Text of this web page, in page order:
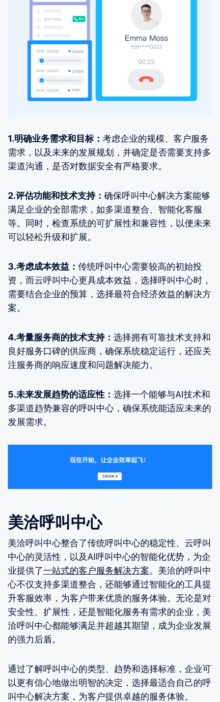
1.明确业务需求和目标： 考虑企业的规模、客户服务
需求，以及未来的发展规划，并确定是否需要支持多
渠道沟通，是否对数据安全有严格要求。
2.评估功能和技术支持： 确保呼叫中心解决方案能够
满足企业的全部需求，如多渠道整合、智能化客服
等。同时，检查系统的可扩展性和兼容性，以便未来
可以轻松升级和扩展。
3.考虑成本效益： 传统呼叫中心需要较高的初始投
资，而云呼叫中心更具成本效益，选择呼叫中心时，
需要结合企业的预算，选择最符合经济效益的解决方
案。
4.考量服务商的技术支持： 选择拥有可靠技术支持和
良好服务口碑的供应商，确保系统稳定运行，还应关
注服务商的响应速度和问题解决能力。
5.未来发展趋势的适应性： 选择一个能够与AI技术和
多渠道趋势兼容的呼叫中心，确保系统能适应未来的
发展需求。
美洽呼叫中心
美洽呼叫中心整合了传统呼叫中心的稳定性、云呼叫
中心的灵活性，以及AI呼叫中心的智能化优势，为企
业提供了一站式的客户服务解决方案。美洽的呼叫中
心不仅支持多渠道整合，还能够通过智能化的工具提
升客服效率，为客户带来优质的服务体验。无论是对
安全性、扩展性，还是智能化服务有需求的企业，美
洽呼叫中心都能够满足并超越其期望，成为企业发展
的强力后盾。
通过了解呼叫中心的类型、趋势和选择标准，企业可
以更有信心地做出明智的决定，选择最适合自己的呼
叫中心解决方案，为客户提供卓越的服务体验。